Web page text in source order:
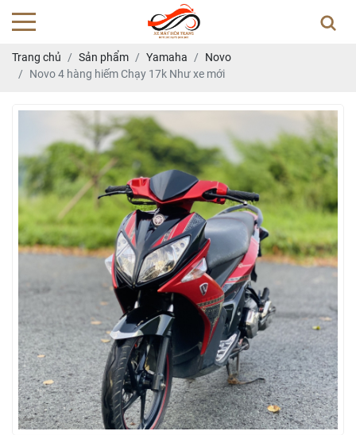
Trang chủ Sản phẩm Yamaha
Novo
Novo 4 hàng hiếm Chạy 17k Như xe mới